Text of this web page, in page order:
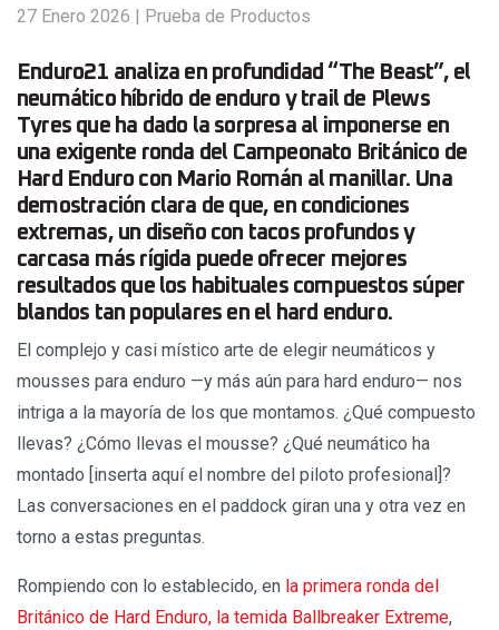
27 Enero 2026 | Prueba de Productos
Enduro21 analiza en profundidad “The Beast”, el
neumático híbrido de enduro y trail de Plews
Tyres que ha dado la sorpresa al imponerse en
una exigente ronda del Campeonato Británico de
Hard Enduro con Mario Román al manillar. Una
demostración clara de que, en condiciones
extremas, un diseño con tacos profundos y
carcasa más rígida puede ofrecer mejores
resultados que los habituales compuestos súper
blandos tan populares en el hard enduro.
El complejo y casi místico arte de elegir neumáticos y
mousses para enduro —y más aún para hard enduro— nos
intriga a la mayoría de los que montamos. ¿Qué compuesto
llevas? ¿Cómo llevas el mousse? ¿Qué neumático ha
montado [inserta aquí el nombre del piloto profesional]?
Las conversaciones en el paddock giran una y otra vez en
torno a estas preguntas.
Rompiendo con lo establecido, en la primera ronda del
Británico de Hard Enduro, la temida Ballbreaker Extreme,